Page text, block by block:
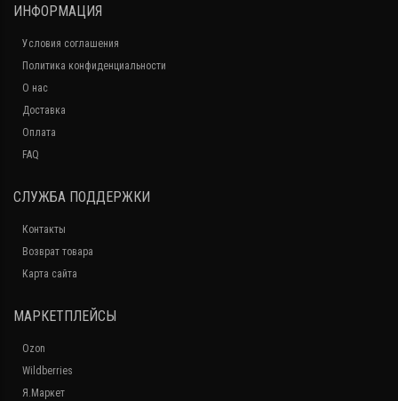
ИНФОРМАЦИЯ
Условия соглашения
Политика конфиденциальности
О нас
Доставка
Оплата
FAQ
СЛУЖБА ПОДДЕРЖКИ
Контакты
Возврат товара
Карта сайта
МАРКЕТПЛЕЙСЫ
Ozon
Wildberries
Я.Маркет